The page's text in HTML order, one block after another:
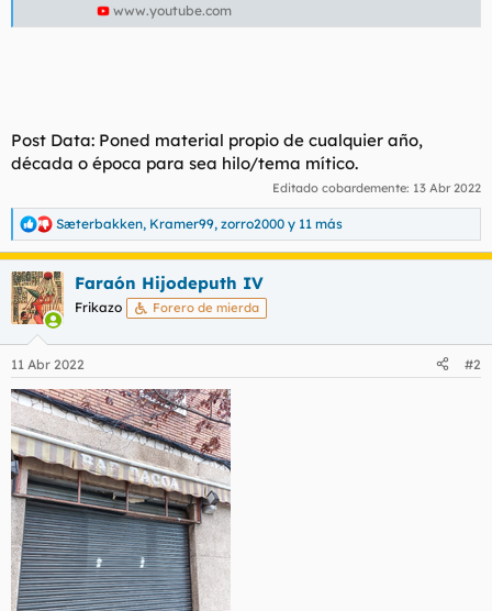
www.youtube.com
Post Data: Poned material propio de cualquier año,
década o época para sea hilo/tema mítico.
Editado cobardemente: 13 Abr 2022
R
e
c
c
i
e
s
:
Sæterbakken, Kramer99, zorro2000 y 11 más
Faraón Hijodeputh IV
Frikazo Forero de mierda
11 Abr 2022 #2